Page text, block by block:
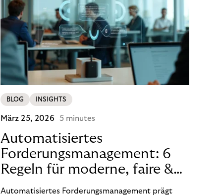
BLOG INSIGHTS
März 25, 2026 5 minutes
Automatisiertes
Forderungsmanagement: 6
Regeln für moderne, faire &
effiziente Prozesse
Automatisiertes Forderungsmanagement prägt